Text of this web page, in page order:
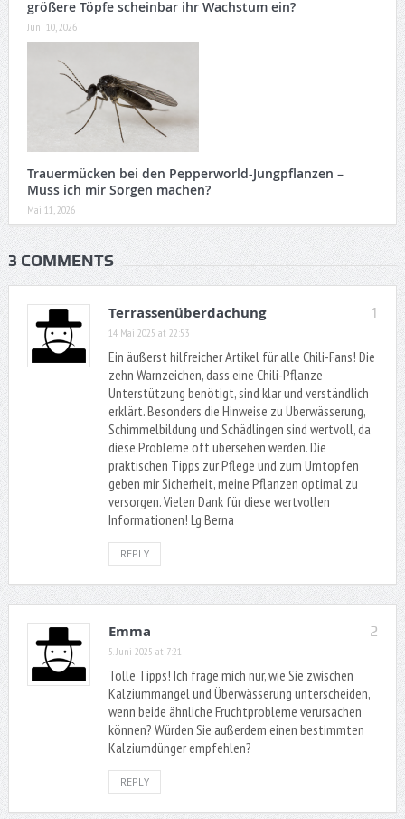
größere Töpfe scheinbar ihr Wachstum ein?
Juni 10, 2026
Trauermücken bei den Pepperworld-Jungpflanzen –
Muss ich mir Sorgen machen?
Mai 11, 2026
3 COMMENTS
1
Terrassenüberdachung
14. Mai 2025 at 22:53
Ein äußerst hilfreicher Artikel für alle Chili-Fans! Die
zehn Warnzeichen, dass eine Chili-Pflanze
Unterstützung benötigt, sind klar und verständlich
erklärt. Besonders die Hinweise zu Überwässerung,
Schimmelbildung und Schädlingen sind wertvoll, da
diese Probleme oft übersehen werden. Die
praktischen Tipps zur Pflege und zum Umtopfen
geben mir Sicherheit, meine Pflanzen optimal zu
versorgen. Vielen Dank für diese wertvollen
Informationen! Lg Berna
REPLY
2
Emma
5. Juni 2025 at 7:21
Tolle Tipps! Ich frage mich nur, wie Sie zwischen
Kalziummangel und Überwässerung unterscheiden,
wenn beide ähnliche Fruchtprobleme verursachen
können? Würden Sie außerdem einen bestimmten
Kalziumdünger empfehlen?
REPLY